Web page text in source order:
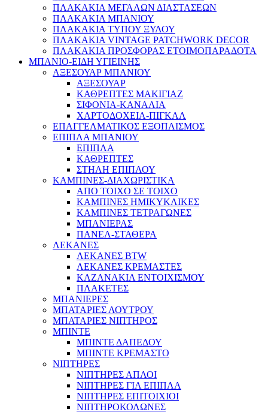
ΠΛΑΚΑΚΙΑ ΜΕΓΑΛΩΝ ΔΙΑΣΤΑΣΕΩΝ
ΠΛΑΚΑΚΙΑ ΜΠΑΝΙΟΥ
ΠΛΑΚΑΚΙΑ ΤΥΠΟΥ ΞΥΛΟΥ
ΠΛΑΚΑΚΙΑ VINTAGE PATCHWORK DECOR
ΠΛΑΚΑΚΙΑ ΠΡΟΣΦΟΡΑΣ ΕΤΟΙΜΟΠΑΡΑΔΟΤΑ
ΜΠΑΝΙΟ-ΕΙΔΗ ΥΓΙΕΙΝΗΣ
ΑΞΕΣΟΥΑΡ ΜΠΑΝΙΟΥ
ΑΞΕΣΟΥΑΡ
ΚΑΘΡΕΠΤΕΣ ΜΑΚΙΓΙΑΖ
ΣΙΦΟΝΙΑ-ΚΑΝΑΛΙΑ
ΧΑΡΤΟΔΟΧΕΙΑ-ΠΙΓΚΑΛ
ΕΠΑΓΓΕΛΜΑΤΙΚΟΣ ΕΞΟΠΛΙΣΜΟΣ
ΕΠΙΠΛΑ ΜΠΑΝΙΟΥ
ΕΠΙΠΛΑ
ΚΑΘΡΕΠΤΕΣ
ΣΤΗΛΗ ΕΠΙΠΛΟΥ
ΚΑΜΠΙΝΕΣ-ΔΙΑΧΩΡΙΣΤΙΚΑ
ΑΠΟ ΤΟΙΧΟ ΣΕ ΤΟΙΧΟ
ΚΑΜΠΙΝΕΣ ΗΜΙΚΥΚΛΙΚΕΣ
ΚΑΜΠΙΝΕΣ ΤΕΤΡΑΓΩΝΕΣ
ΜΠΑΝΙΕΡΑΣ
ΠΑΝΕΛ-ΣΤΑΘΕΡΑ
ΛΕΚΑΝΕΣ
ΛΕΚΑΝΕΣ BTW
ΛΕΚΑΝΕΣ ΚΡΕΜΑΣΤΕΣ
ΚΑΖΑΝΑΚΙΑ ΕΝΤΟΙΧΙΣΜΟΥ
ΠΛΑΚΕΤΕΣ
ΜΠΑΝΙΕΡΕΣ
ΜΠΑΤΑΡΙΕΣ ΛΟΥΤΡΟΥ
ΜΠΑΤΑΡΙΕΣ ΝΙΠΤΗΡΟΣ
ΜΠΙΝΤΕ
ΜΠΙΝΤΕ ΔΑΠΕΔΟΥ
ΜΠΙΝΤΕ ΚΡΕΜΑΣΤΟ
ΝΙΠΤΗΡΕΣ
ΝΙΠΤΗΡΕΣ ΑΠΛΟΙ
ΝΙΠΤΗΡΕΣ ΓΙΑ ΕΠΙΠΛΑ
ΝΙΠΤΗΡΕΣ ΕΠΙΤΟΙΧΙΟΙ
ΝΙΠΤΗΡΟΚΟΛΩΝΕΣ